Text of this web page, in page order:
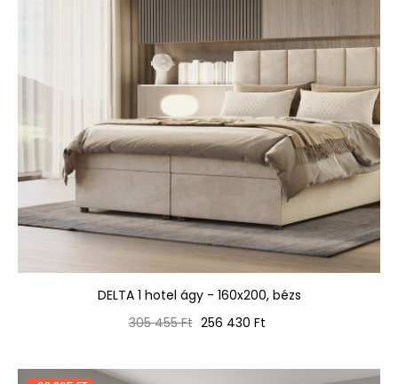
DELTA 1 hotel ágy - 160x200, bézs
Normál
305 455 Ft Ár
256 430 Ft